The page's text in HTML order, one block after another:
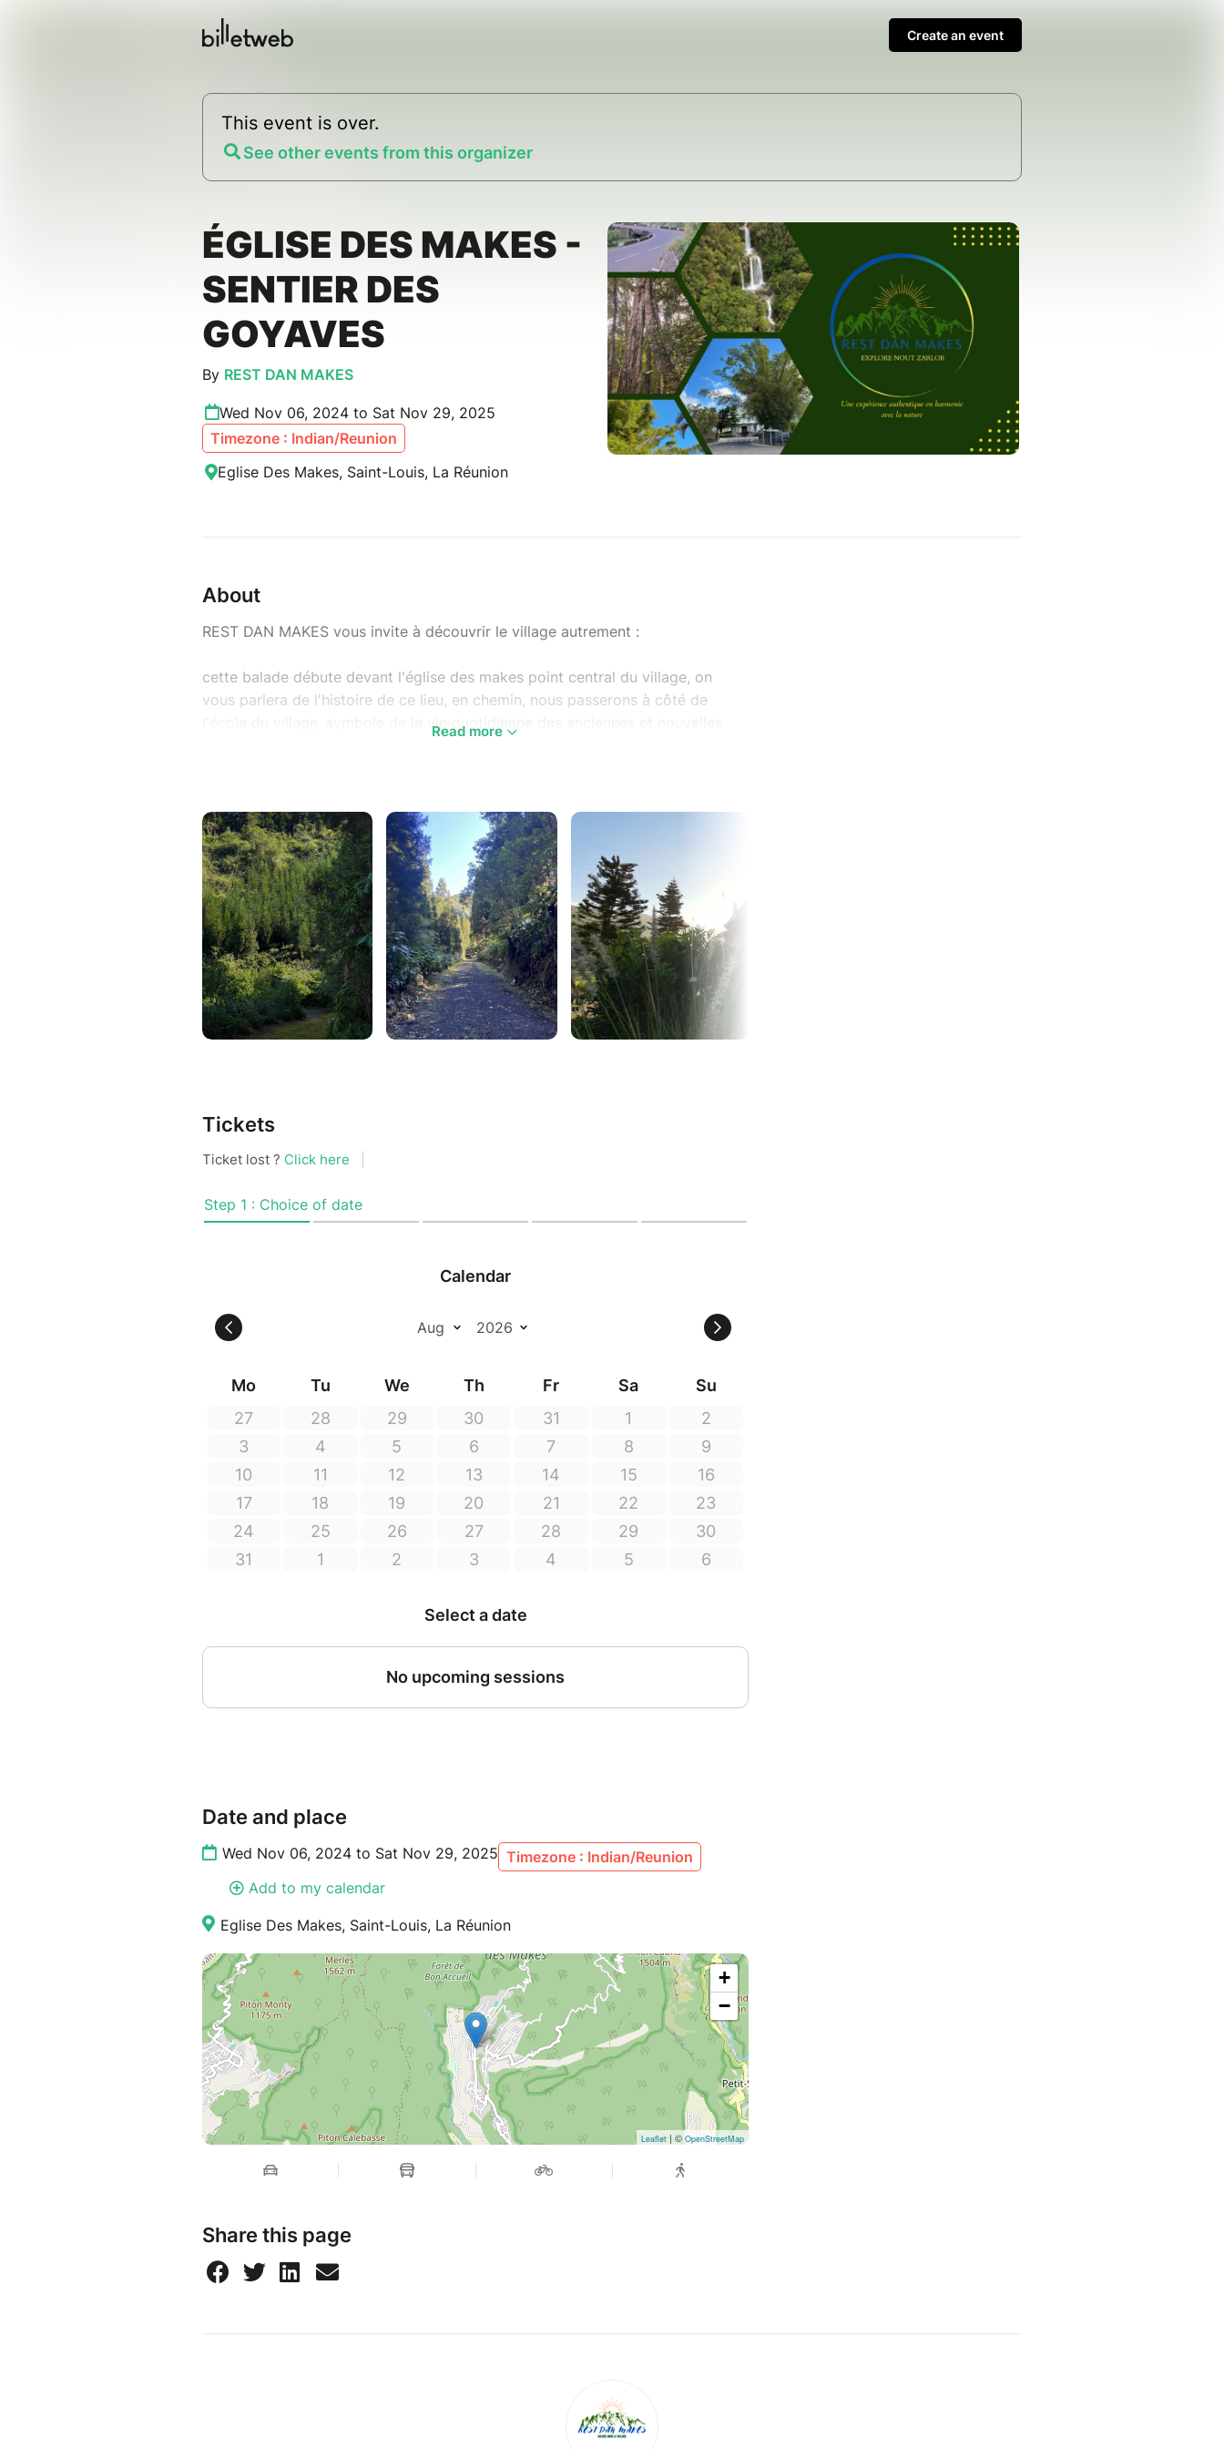
Create an event
This event is over.
See other events from this organizer
ÉGLISE DES MAKES -
SENTIER DES
GOYAVES
By REST DAN MAKES
Wed Nov 06, 2024 to Sat Nov 29, 2025
Timezone : Indian/Reunion
Eglise Des Makes, Saint-Louis, La Réunion
About
REST DAN MAKES vous invite à découvrir le village autrement :
cette balade débute devant l'église des makes point central du village, on
vous parlera de l'histoire de ce lieu, en chemin, nous passerons à côté de
l'école du village, symbole de la vie quotidienne des anciennes et nouvelles
la balade se poursuit ensuite sur le sentier des goyaviers ou la fraicheur de la
végétation et les parfums de la nature accompagneront vos pas, ce chemin
est apprécié par les habitants pour leur marche quotidienne et sportive.
une belle balade accessible et enrichissante, mêlant patrimoine, science et
nature , idéale pour les familles, curieux et amoureux de la plaine des Makes
Niveau de difficulté : FACILE
Read more
Tickets
Date and place
Wed Nov 06, 2024 to Sat Nov 29, 2025 Timezone : Indian/Reunion
Add to my calendar
Eglise Des Makes, Saint-Louis, La Réunion
+
−
Leaflet | ©OpenStreetMap
Share this page